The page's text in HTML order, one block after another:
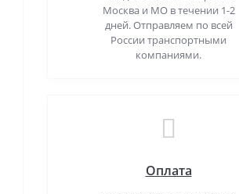
Москва и МО в течении 1-2
дней. Отправляем по всей
России транспортными
компаниями.
Оплата